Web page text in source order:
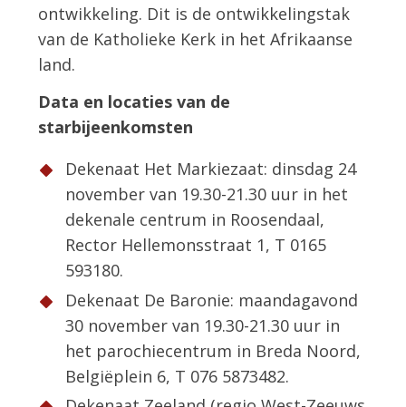
ontwikkeling. Dit is de ontwikkelingstak
van de Katholieke Kerk in het Afrikaanse
land.
Data en locaties van de
starbijeenkomsten
Dekenaat Het Markiezaat: dinsdag 24
november van 19.30-21.30 uur in het
dekenale centrum in Roosendaal,
Rector Hellemonsstraat 1, T 0165
593180.
Dekenaat De Baronie: maandagavond
30 november van 19.30-21.30 uur in
het parochiecentrum in Breda Noord,
Belgiëplein 6, T 076 5873482.